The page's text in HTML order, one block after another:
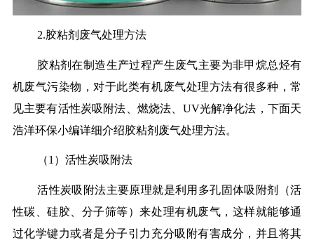
2.胶粘剂废气处理方法
胶粘剂在制造生产过程产生废气主要为非甲烷总烃有
机废气污染物，对于此类有机废气处理方法有很多种，常
见主要有活性炭吸附法、燃烧法、UV光解净化法，下面天
浩洋环保小编详细介绍胶粘剂废气处理方法。
（1）活性炭吸附法
活性炭吸附法主要原理就是利用多孔固体吸附剂（活
性碳、硅胶、分子筛等）来处理有机废气，这样就能够通
过化学键力或者是分子引力充分吸附有害成分，并且将其